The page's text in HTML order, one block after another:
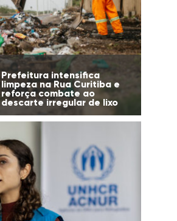
Prefeitura intensifica
limpeza na Rua Curitiba e
reforça combate ao
descarte irregular de lixo